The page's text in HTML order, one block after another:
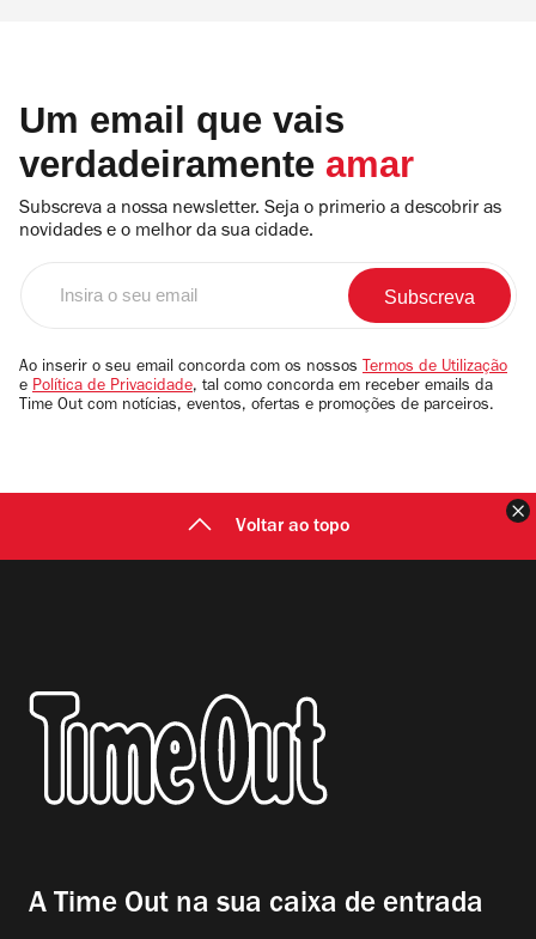
Um email que vais
verdadeiramente amar
Subscreva a nossa newsletter. Seja o primerio a descobrir as
novidades e o melhor da sua cidade.
email
Ao inserir o seu email concorda com os nossos Termos de Utilização
e Política de Privacidade, tal como concorda em receber emails da
Time Out com notícias, eventos, ofertas e promoções de parceiros.
Voltar ao topo
A Time Out na sua caixa de entrada